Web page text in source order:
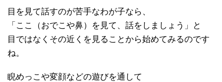
目を見て話すのが苦手なわが子なら、
「ここ（おでこや鼻）を見て、話をしましょう」と
目ではなくその近くを見ることから始めてみるのです
ね。
睨めっこや変顔などの遊びを通して